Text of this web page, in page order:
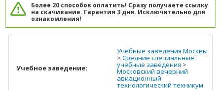
Более 20 способов оплатить! Сразу получаете ссылку
на скачивание. Гарантия 3 дня. Исключительно для
ознакомления!
Учебное заведение:
Учебные заведения Москвы
> Средние специальные
учебные заведения >
Московский вечерний
авиационный
технологический техникум